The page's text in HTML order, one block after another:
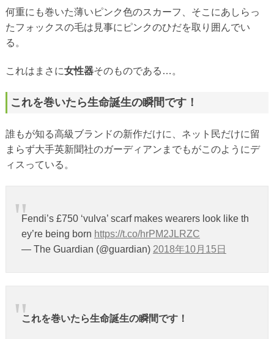
何重にも巻いた薄いピンク色のスカーフ、そこにあしらっ
たフォックスの毛は見事にピンクのひだを取り囲んでい
る。
これはまさに女性器そのものである…。
これを巻いたら生命誕生の瞬間です！
誰もが知る高級ブランドの新作だけに、ネット民だけに留
まらず大手英新聞社のガーディアンまでもがこのようにデ
ィスっている。
Fendi’s £750 ‘vulva’ scarf makes wearers look like th
ey’re being born https://t.co/hrPM2JLRZC
— The Guardian (@guardian) 2018年10月15日
これを巻いたら生命誕生の瞬間です！